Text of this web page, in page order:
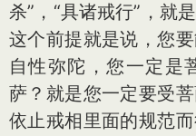
杀”，“具诸戒行”，就
这个前提就是说，您
自性弥陀，您一定是
萨？就是您一定要受
依止戒相里面的规范